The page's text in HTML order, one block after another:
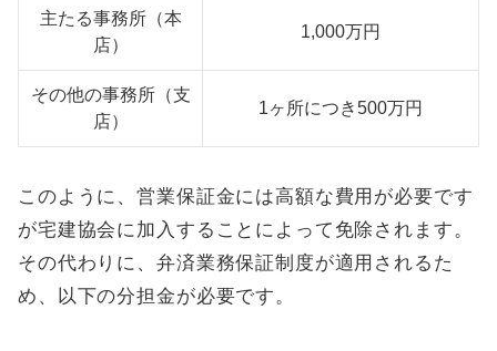
主たる事務所（本
店）
1,000万円
その他の事務所（支
店）
1ヶ所につき500万円
このように、営業保証金には高額な費用が必要です
が宅建協会に加入することによって免除されます。
その代わりに、弁済業務保証制度が適用されるた
め、以下の分担金が必要です。